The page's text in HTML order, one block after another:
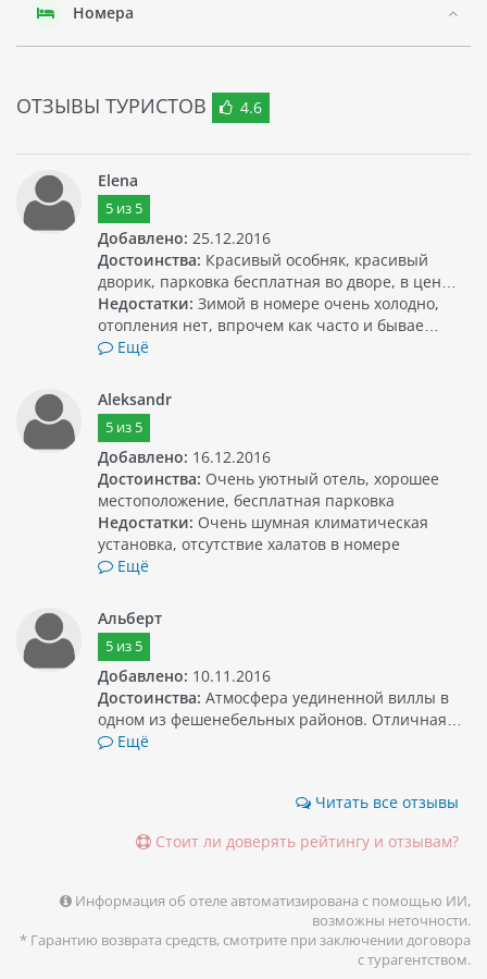
Номера
ОТЗЫВЫ ТУРИСТОВ 4.6
Elena
5из 5
Добавлено: 25.12.2016
Достоинства: Красивый особняк, красивый
дворик, парковка бесплатная во дворе, в цен…
Недостатки: Зимой в номере очень холодно,
отопления нет, впрочем как часто и бывае…
Ещё
Aleksandr
5из 5
Добавлено: 16.12.2016
Достоинства: Очень уютный отель, хорошее
местоположение, бесплатная парковка
Недостатки: Очень шумная климатическая
установка, отсутствие халатов в номере
Ещё
Альберт
5из 5
Добавлено: 10.11.2016
Достоинства: Атмосфера уединенной виллы в
одном из фешенебельных районов. Отличная…
Ещё
Читать все отзывы
Стоит ли доверять рейтингу и отзывам?
Информация об отеле автоматизирована с помощью ИИ,
возможны неточности.
* Гарантию возврата средств, смотрите при заключении договора
с турагентством.